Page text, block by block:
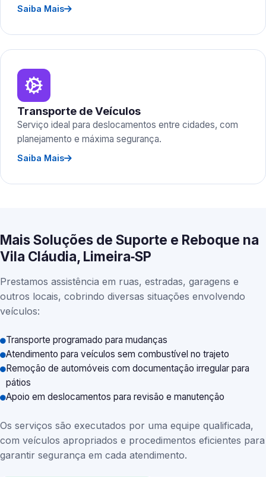
Saiba Mais
Transporte de Veículos
Serviço ideal para deslocamentos entre cidades, com
planejamento e máxima segurança.
Saiba Mais
Mais Soluções de Suporte e Reboque na
Vila Cláudia, Limeira‑SP
Prestamos assistência em ruas, estradas, garagens e
outros locais, cobrindo diversas situações envolvendo
veículos:
Transporte programado para mudanças
Atendimento para veículos sem combustível no trajeto
Remoção de automóveis com documentação irregular para
pátios
Apoio em deslocamentos para revisão e manutenção
Os serviços são executados por uma equipe qualificada,
com veículos apropriados e procedimentos eficientes para
garantir segurança em cada atendimento.